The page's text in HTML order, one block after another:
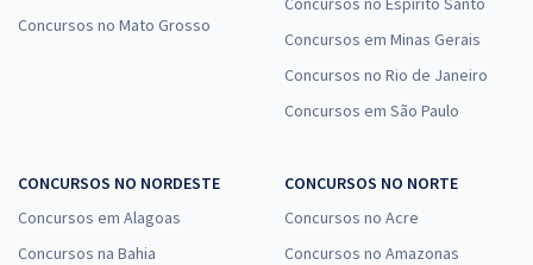
Concursos no Mato Grosso
Concursos em Minas Gerais
Concursos no Rio de Janeiro
Concursos em São Paulo
CONCURSOS NO NORDESTE
Concursos em Alagoas
Concursos na Bahia
CONCURSOS NO NORTE
Concursos no Acre
Concursos no Amazonas